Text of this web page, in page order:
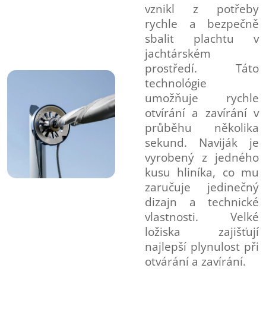
vznikl z potřeby
rychle a bezpečně
sbalit plachtu v
jachtárském
prostředí. Táto
technológie
umožňuje rychle
otvírání a zavírání v
průběhu několika
sekund. Naviják je
vyrobený z jedného
kusu hliníka, co mu
zaručuje jedinečný
dizajn a technické
vlastnosti. Velké
ložiska zajišťují
najlepší plynulost při
otvárání a zavírání.